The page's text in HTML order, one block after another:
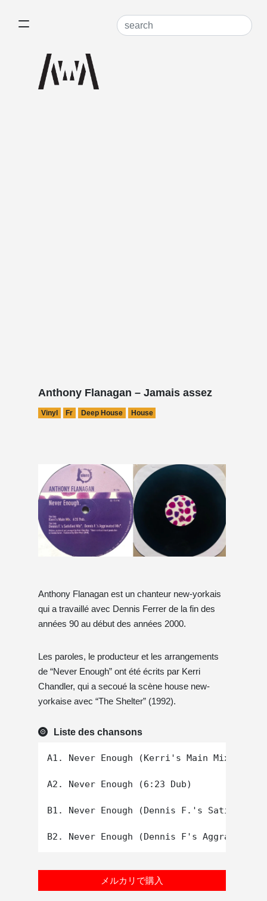
Anthony Flanagan – Jamais assez
Vinyl Fr Deep House House
Anthony Flanagan est un chanteur new-yorkais
qui a travaillé avec Dennis Ferrer de la fin des
années 90 au début des années 2000.
Les paroles, le producteur et les arrangements
de “Never Enough” ont été écrits par Kerri
Chandler, qui a secoué la scène house new-
yorkaise avec “The Shelter” (1992).
Liste des chansons
A1. Never Enough (Kerri's Main Mix)
A2. Never Enough (6:23 Dub)
B1. Never Enough (Dennis F.'s Satisfied
メルカリで購入